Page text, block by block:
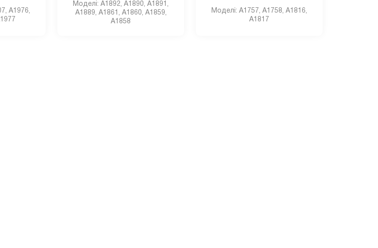
A1976,
Моделi: A1892, A1890, A1891,
A1889, A1861, A1860, A1859,
A1858
Моделi: A1757, A1758, A1816,
A1817